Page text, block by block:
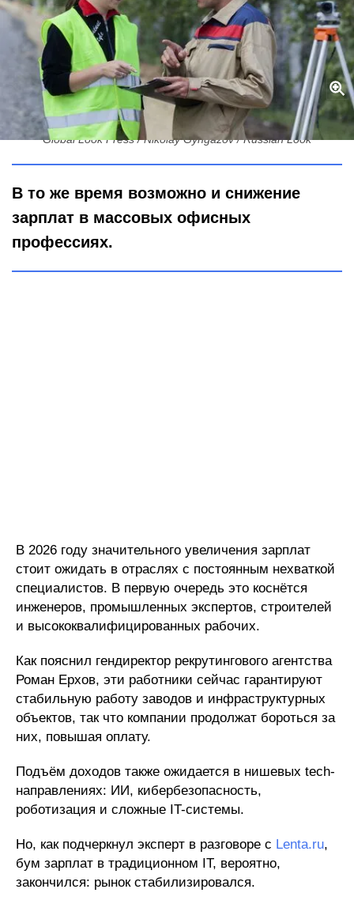
ИИ и стройка бьют рекорды: куда текут зарплаты в 2026 году
Global Look Press / Nikolay Gyngazov / Russian Look
В то же время возможно и снижение
зарплат в массовых офисных
профессиях.
В 2026 году значительного увеличения зарплат
стоит ожидать в отраслях с постоянным нехваткой
специалистов. В первую очередь это коснётся
инженеров, промышленных экспертов, строителей
и высококвалифицированных рабочих.
Как пояснил гендиректор рекрутингового агентства
Роман Ерхов, эти работники сейчас гарантируют
стабильную работу заводов и инфраструктурных
объектов, так что компании продолжат бороться за
них, повышая оплату.
Подъём доходов также ожидается в нишевых tech-
направлениях: ИИ, кибербезопасность,
роботизация и сложные IT-системы.
Но, как подчеркнул эксперт в разговоре с Lenta.ru,
бум зарплат в традиционном IT, вероятно,
закончился: рынок стабилизировался.